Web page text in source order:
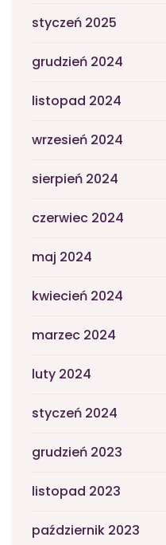
styczeń 2025
grudzień 2024
listopad 2024
wrzesień 2024
sierpień 2024
czerwiec 2024
maj 2024
kwiecień 2024
marzec 2024
luty 2024
styczeń 2024
grudzień 2023
listopad 2023
październik 2023